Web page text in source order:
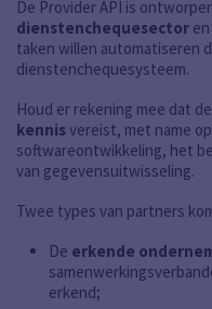
De Provider API is
dienstenchequesector
taken willen automatiseren
dienstenchequesysteem.
Houd er rekening mee dat
kennisvereist, met name
softwareontwikkeling, het
van gegevensuitwisseling.
Twee types van partners
De erkende
erkend;